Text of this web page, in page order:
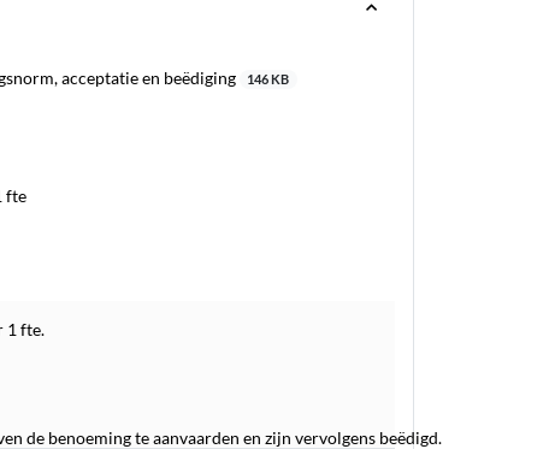
acceptatie en beëdiging
146 KB
fte
1 fte.
de benoeming te aanvaarden en zijn vervolgens beëdigd.